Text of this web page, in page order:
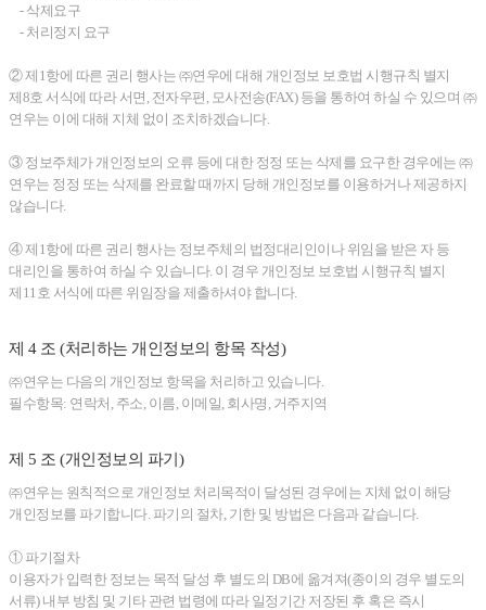
- 삭제요구
- 처리정지 요구
② 제1항에 따른 권리 행사는 ㈜연우에 대해 개인정보 보호법 시행규칙 별지
제8호 서식에 따라 서면, 전자우편, 모사전송(FAX) 등을 통하여 하실 수 있으며 ㈜
연우는 이에 대해 지체 없이 조치하겠습니다.
③ 정보주체가 개인정보의 오류 등에 대한 정정 또는 삭제를 요구한 경우에는 ㈜
연우는 정정 또는 삭제를 완료할 때까지 당해 개인정보를 이용하거나 제공하지
않습니다.
④ 제1항에 따른 권리 행사는 정보주체의 법정대리인이나 위임을 받은 자 등
대리인을 통하여 하실 수 있습니다. 이 경우 개인정보 보호법 시행규칙 별지
제11호 서식에 따른 위임장을 제출하셔야 합니다.
제 4 조 (처리하는 개인정보의 항목 작성)
㈜연우는 다음의 개인정보 항목을 처리하고 있습니다.
필수항목: 연락처, 주소, 이름, 이메일, 회사명, 거주지역
제 5 조 (개인정보의 파기)
㈜연우는 원칙적으로 개인정보 처리목적이 달성된 경우에는 지체 없이 해당
개인정보를 파기합니다. 파기의 절차, 기한 및 방법은 다음과 같습니다.
① 파기절차
이용자가 입력한 정보는 목적 달성 후 별도의 DB에 옮겨져(종이의 경우 별도의
서류) 내부 방침 및 기타 관련 법령에 따라 일정기간 저장된 후 혹은 즉시